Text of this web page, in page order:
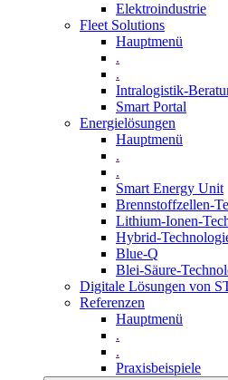
Elektroindustrie
Fleet Solutions
Hauptmenü
.
.
Intralogistik-
Smart Portal
Energielösungen
Hauptmenü
.
.
Smart Energy Unit
Brennstoffzellen-
Lithium-Ionen-
Hybrid-
Blue-Q
Blei-Säure-
Digitale Lösungen von
Referenzen
Hauptmenü
.
.
Praxisbeispiele